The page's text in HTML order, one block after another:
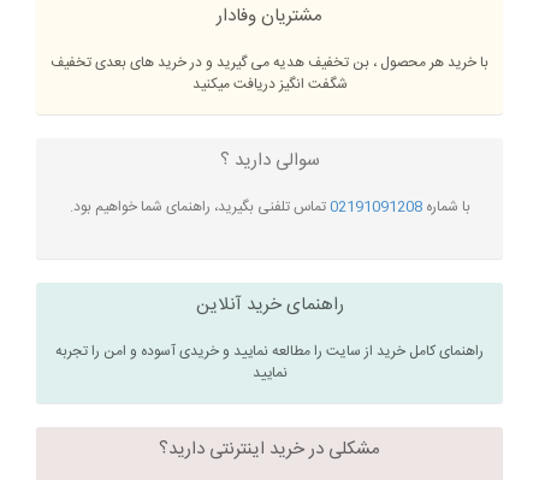
مشتریان وفادار
با خرید هر محصول ، بن تخفیف هدیه می گیرید و در خرید های بعدی تخفیف
شگفت انگیز دریافت میکنید
سوالی دارید ؟
با شماره02191091208تماس تلفنی بگیرید، راهنمای شما خواهیم بود.
راهنمای خرید آنلاین
راهنمای کامل خرید از سایت را مطالعه نمایید و خریدی آسوده و امن را تجربه
نمایید
مشکلی در خرید اینترنتی دارید؟